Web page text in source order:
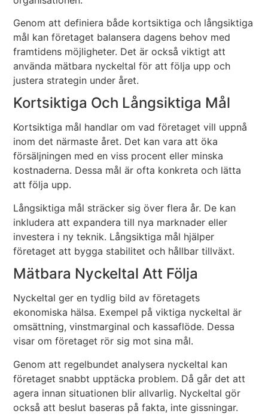
Genom att definiera både kortsiktiga och långsiktiga
mål kan företaget balansera dagens behov med
framtidens möjligheter. Det är också viktigt att
använda mätbara nyckeltal för att följa upp och
justera strategin under året.
Kortsiktiga Och Långsiktiga Mål
Kortsiktiga mål handlar om vad företaget vill uppnå
inom det närmaste året. Det kan vara att öka
försäljningen med en viss procent eller minska
kostnaderna. Dessa mål är ofta konkreta och lätta
att följa upp.
Långsiktiga mål sträcker sig över flera år. De kan
inkludera att expandera till nya marknader eller
investera i ny teknik. Långsiktiga mål hjälper
företaget att bygga stabilitet och hållbar tillväxt.
Mätbara Nyckeltal Att Följa
Nyckeltal ger en tydlig bild av företagets
ekonomiska hälsa. Exempel på viktiga nyckeltal är
omsättning, vinstmarginal och kassaflöde. Dessa
visar om företaget rör sig mot sina mål.
Genom att regelbundet analysera nyckeltal kan
företaget snabbt upptäcka problem. Då går det att
agera innan situationen blir allvarlig. Nyckeltal gör
också att beslut baseras på fakta, inte gissningar.